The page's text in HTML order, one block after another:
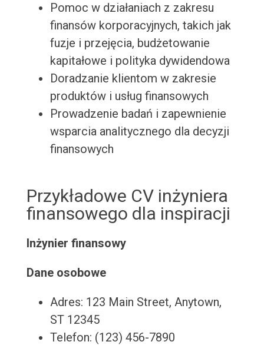
Pomoc w działaniach z zakresu
finansów korporacyjnych, takich jak
fuzje i przejęcia, budżetowanie
kapitałowe i polityka dywidendowa
Doradzanie klientom w zakresie
produktów i usług finansowych
Prowadzenie badań i zapewnienie
wsparcia analitycznego dla decyzji
finansowych
Przykładowe CV inżyniera
finansowego dla inspiracji
Inżynier finansowy
Dane osobowe
Adres: 123 Main Street, Anytown,
ST 12345
Telefon: (123) 456-7890